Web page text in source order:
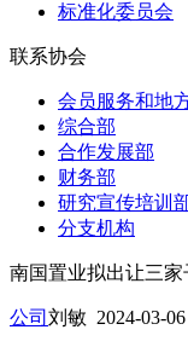
标准化委员会
联系协会
会员服务和地
综合部
合作发展部
财务部
研究宣传培训
分支机构
南国置业拟出让三
公司 刘敏 2024-03-06